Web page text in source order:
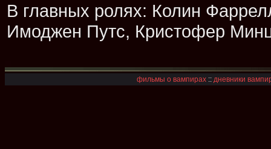
В главных ролях: Колин
Имоджен Путс, Кристофер
фильмы о вампирах :: дневники